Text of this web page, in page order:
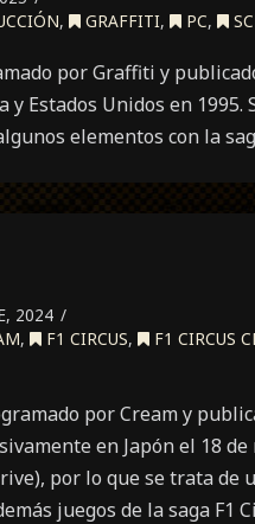
, GRAFFITI, PC,
por Graffiti y
y Estados Unidos en
elementos con la
2024
, F1 CIRCUS, F1 CIRCUS
por Cream y
en Japón el 18
por lo que se trata
juegos de la saga F1